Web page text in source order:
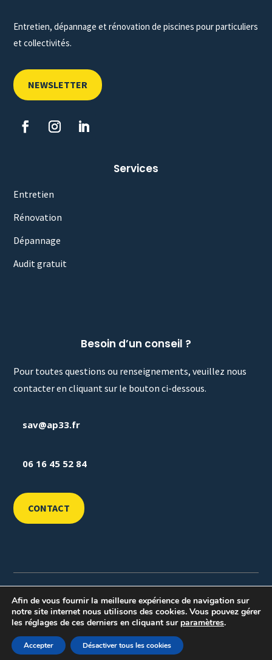
Entretien, dépannage et rénovation de piscines pour particuliers
et collectivités.
NEWSLETTER
Services
Entretien
Rénovation
Dépannage
Audit gratuit
Besoin d’un conseil ?
Pour toutes questions ou renseignements, veuillez nous
contacter en cliquant sur le bouton ci-dessous.
sav@ap33.fr
06 16 45 52 84
CONTACT
communication
Mentions légales–Politique de confidentialité
Afin de vous fournir la meilleure expérience de navigation sur
notre site internet nous utilisons des cookies. Vous pouvez gérer
les réglages de ces derniers en cliquant sur paramètres.
Accepter Désactiver tous les cookies